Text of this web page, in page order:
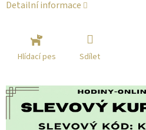
Detailní informace
Hlídací pes Sdílet